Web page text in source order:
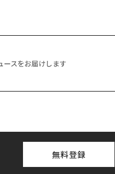
ースをお届けします
無料登録